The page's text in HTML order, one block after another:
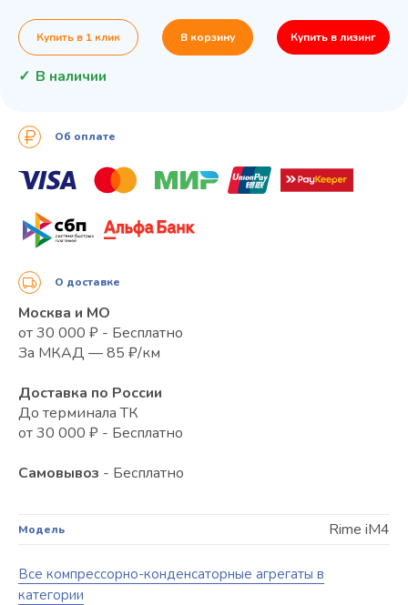
Модель Rime iM4
Все компрессорно-конденсаторные агрегаты в
категории
Купить в 1 клик В корзину Купить в лизинг
В наличии
Об оплате
О доставке
Москва и МО
от 30 000 ₽ - Бесплатно
За МКАД — 85 ₽/км
Доставка по России
До терминала ТК
от 30 000 ₽ - Бесплатно
Самовывоз - Бесплатно